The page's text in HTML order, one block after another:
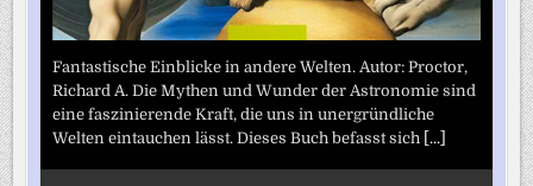
Fantastische Einblicke in andere Welten. Autor: Proctor,
Richard A. Die Mythen und Wunder der Astronomie sind
eine faszinierende Kraft, die uns in unergründliche
Welten eintauchen lässt. Dieses Buch befasst sich [...]